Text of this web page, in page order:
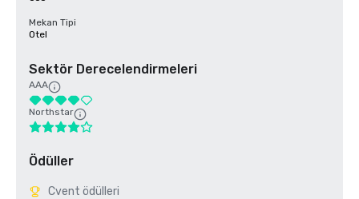
Mekan Tipi
Otel
Sektör Derecelendirmeleri
AAA
Northstar
Ödüller
Cvent ödülleri